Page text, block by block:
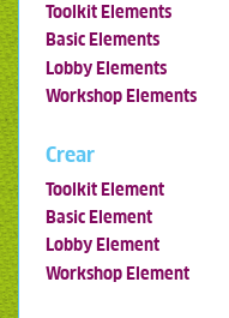
Toolkit Elements
Basic Elements
Lobby Elements
Workshop Elements
Crear
Toolkit Element
Basic Element
Lobby Element
Workshop Element